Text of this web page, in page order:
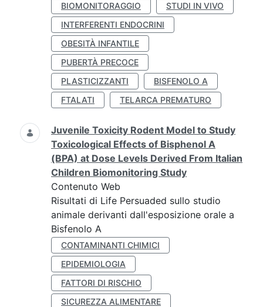
BIOMONITORAGGIO
STUDI IN VIVO
INTERFERENTI ENDOCRINI
OBESITÀ INFANTILE
PUBERTÀ PRECOCE
PLASTICIZZANTI
BISFENOLO A
FTALATI
TELARCA PREMATURO
Juvenile Toxicity Rodent Model to Study
Toxicological Effects of Bisphenol A
(BPA) at Dose Levels Derived From Italian
Children Biomonitoring Study
Contenuto Web
Risultati di Life Persuaded sullo studio
animale derivanti dall'esposizione orale a
Bisfenolo A
CONTAMINANTI CHIMICI
EPIDEMIOLOGIA
FATTORI DI RISCHIO
SICUREZZA ALIMENTARE